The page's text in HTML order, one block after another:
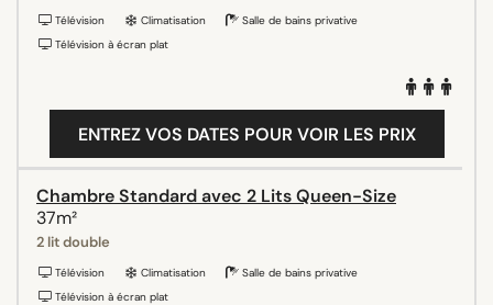
Télévision Climatisation
Salle de bains privative
Télévision à écran plat
ENTREZ VOS DATES POUR VOIR LES PRIX
Chambre Standard avec 2 Lits Queen-Size
37m²
2 lit double
Télévision Climatisation
Salle de bains privative
Télévision à écran plat